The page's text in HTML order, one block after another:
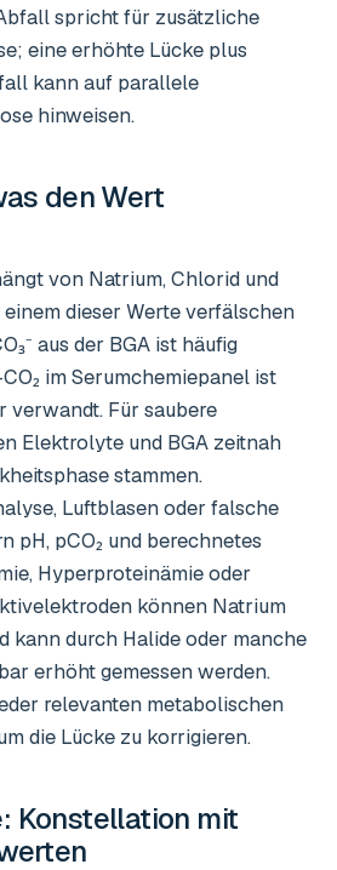
spricht für zusätzliche
eine erhöhte Lücke plus
kann auf parallele
hinweisen.
den Wert
von Natrium, Chlorid und
einem dieser Werte verfälschen
aus der BGA ist häufig
im Serumchemiepanel ist
verwandt. Für saubere
Elektrolyte und BGA zeitnah
stammen.
Luftblasen oder falsche
pH, pCO₂ und berechnetes
Hyperproteinämie oder
können Natrium
kann durch Halide oder manche
erhöht gemessen werden.
relevanten metabolischen
die Lücke zu korrigieren.
: Konstellation mit